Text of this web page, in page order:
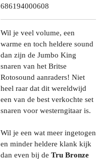
686194000608
Wil je veel volume, een
warme en toch heldere sound
dan zijn de Jumbo King
snaren van het Britse
Rotosound aanraders! Niet
heel raar dat dit wereldwijd
een van de best verkochte set
snaren voor westerngitaar is.
Wil je een wat meer ingetogen
en minder heldere klank kijk
dan even bij de Tru Bronze